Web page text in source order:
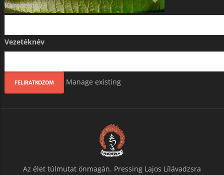
Keresztnév
Vezetéknév
Manage existing
Az élet túlmutat önmagán. Pressing Lajos Lílávadzsra